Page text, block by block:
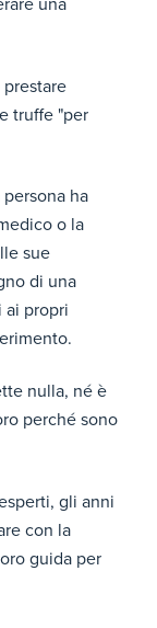
una
truffe "per
ha
o la
sue
di una
ai propri
nulla, né è
perché sono
gli anni
con la
guida per